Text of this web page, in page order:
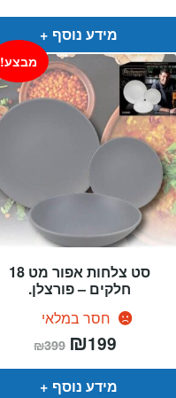
היה:
₪499.
הוא:
מידע נוסף
סט צלחות אפור מט 18
חלקים – פורצלן.
חסר במלאי
מבצע!
₪399 המחיר
המקורי
היה:
₪399.
₪199
הוא:
מידע נוסף